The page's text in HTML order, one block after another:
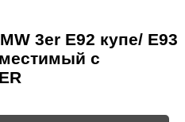
3er E92 купе/ E93
с